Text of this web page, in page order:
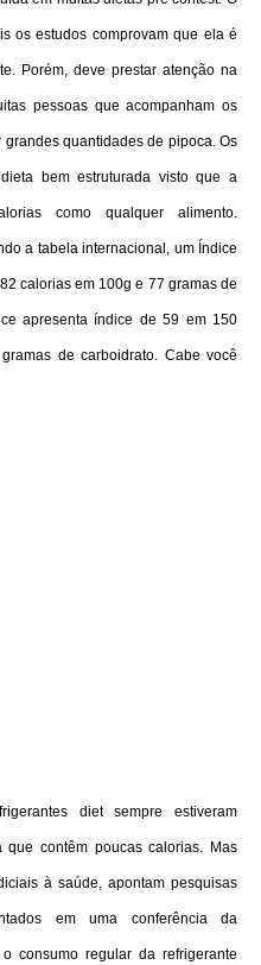
os estudos comprovam que ela é
Porém, deve prestar atenção na
pessoas que acompanham os
quantidades de pipoca. Os
bem estruturada visto que a
como qualquer alimento.
a tabela internacional, um Índice
calorias em 100g e 77 gramas de
apresenta índice de 59 em 150
de carboidrato. Cabe você
diet sempre estiveram
contêm poucas calorias. Mas
à saúde, apontam pesquisas
em uma conferência da
consumo regular da refrigerante